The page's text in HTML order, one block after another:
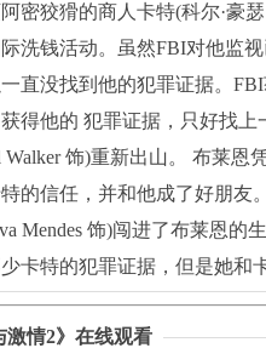
密狡猾的商人卡特(科尔·豪
洗钱活动。虽然FBI对他监
直没找到他的犯罪证据。
得他的 犯罪证据，只好找
Walker 饰)重新出山。 布莱
的信任，并和他成了好朋友
Mendes 饰)闯进了布莱恩
卡特的犯罪证据，但是她和
激情2》在线观看